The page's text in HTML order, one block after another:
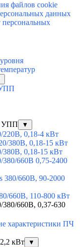
файлов cookie
данных
персональных
УПП
▼
0,18-4 кВт
380В, 0,18-15 кВт
0,18-15 кВт
660В 0,75-2400
380/660В, 90-2000
660В, 110-800 кВт
660В, 0,37-630
характеристики ПЧ
кВт
▼